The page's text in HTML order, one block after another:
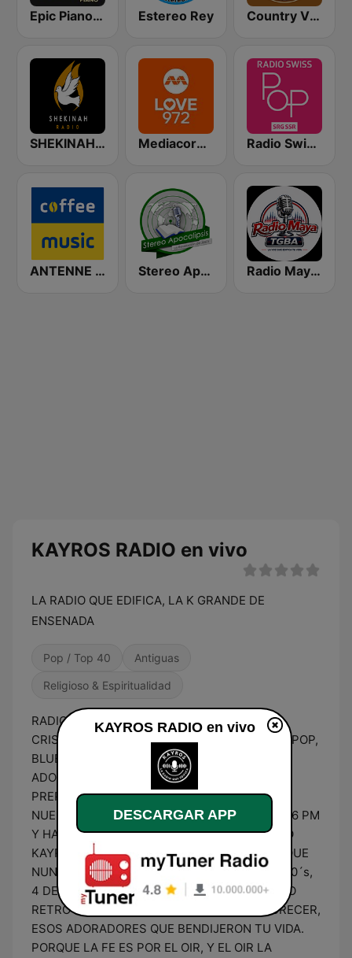
Epic Piano - ROMANTIC PIANO Estereo Rey Country Vibes
SHEKINAH RADIO CRISTIANA Mediacorp LOVE 972 Radio Swiss Pop
ANTENNE BAYERN Coffee Music Stereo Apocalipsis Radio Maya TGBA – 102.3 FM | Radio Cristiana en Vivo
KAYROS RADIO en vivo
LA RADIO QUE EDIFICA, LA K GRANDE DE
ENSENADA
Pop / Top 40 Antiguas
Religioso & Espiritualidad
RADIO DE CONTENIDO FAMILIAR, MUSICA
CRISTIANA QUE EDIFICA TU VIDA. DE CORTE, POP,
BLUES, URBANO, REGUEE, ALABANZA Y
ADORACION, EN PROGRAMACION SEMANAL.
PREPARATE TODA LA SEMANA Y SUBETE A
NUESTRO VIAJE MUSICAL, EL VIERNES A LAS 6 PM
Y HASTA EL DOMINGO 3 PM, EN MODO RETRO
KAYROS, UNA EXCURSION A LOS CLASICOS QUE
NUNCA PASAN DE MODA, 60´s, 70´s, 80´s Y 90´s,
4 DECADAS EN UNA SOLA PROPUESTA, MODO
RETRO KAYROS, LA MUSICA QUE TE HIZO CRECER,
ESOS ADORADORES QUE BENDIJERON TU VIDA.
PORQUE LA FE ES POR EL OIR, Y EL OIR LA
KAYROS RADIO en vivo
DESCARGAR APP